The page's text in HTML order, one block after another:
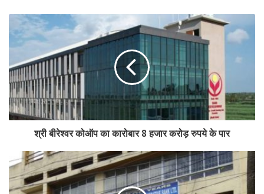
श्री बीरेश्वर कोऑप का कारोबार 8 हजार करोड़ रुपये के पार